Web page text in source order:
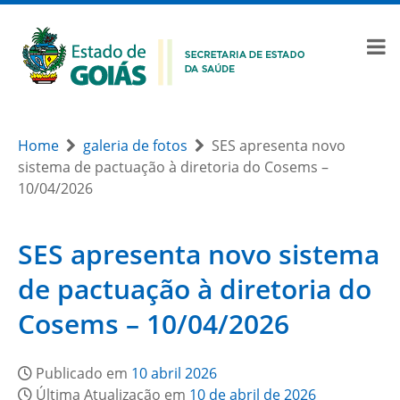
Home galeria de fotos
SES apresenta novo
sistema de pactuação à diretoria do Cosems –
10/04/2026
SES apresenta novo sistema
de pactuação à diretoria do
Cosems – 10/04/2026
Publicado em 10 abril 2026
Última Atualização em 10 de abril de 2026